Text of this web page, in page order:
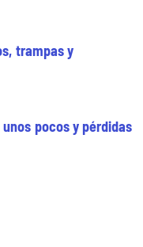
trampas y
pocos y pérdidas